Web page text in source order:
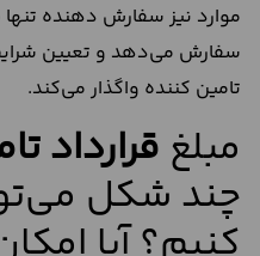
موارد نیز سفارش دهنده
سفارش می‌دهد و تعیین
تامین کننده واگذار می‌کند.
مبلغ قرارداد
چند شکل